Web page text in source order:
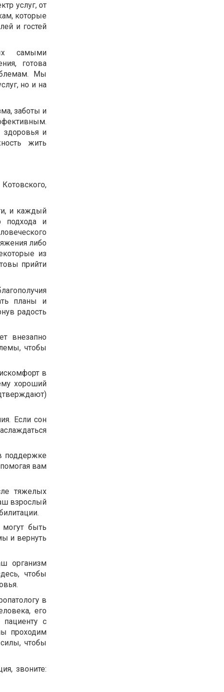
услуг, от
которые
и гостей
самыми
готова
Мы
но и на
заботы и
и
жить
и каждый
подхода и
либо
из
прийти
планы и
радость
внезапно
чтобы
в
хороший
Если сон
поддержке
вам
тяжелых
взрослый
быть
и вернуть
организм
чтобы
в
его
с
проходим
чтобы
звоните: